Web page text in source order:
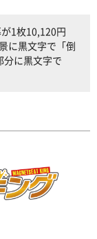
1枚10,120円
に黒文字で「倒
分に黒文字で